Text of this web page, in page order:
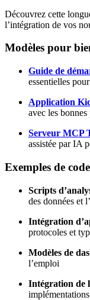
Découvrez cette
l’intégration de vos
Modèles pour
Guide de
essentielles
Application
avec les bonnes
Serveur MCP
assistée par IA
Exemples de
Scripts
des données et
Intégration
protocoles et
Modèles de
l’emploi
Intégration de